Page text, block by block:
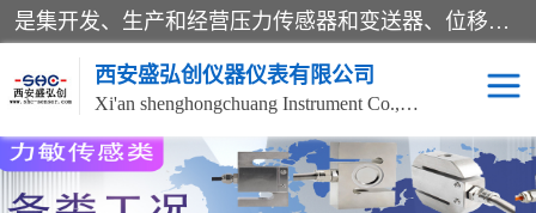
是集开发、生产和经营压力传感器和变送器、位移传感器和变送器、流量传感器和变送器、称重传感器和变送器、测力传感器和变送器、温湿度传感器和变送器、扭矩传感器、智能数显控制仪表等产品的化高新技术企业。
西安盛弘创仪器仪表有限公司
Xi'an shenghongchuang Instrument Co., Ltd
称重传感器 超声波流量计